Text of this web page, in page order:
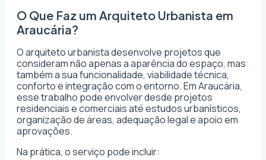
O Que Faz um Arquiteto Urbanista em
Araucária?
O arquiteto urbanista desenvolve projetos que
consideram não apenas a aparência do espaço, mas
também a sua funcionalidade, viabilidade técnica,
conforto e integração com o entorno. Em Araucária,
esse trabalho pode envolver desde projetos
residenciais e comerciais até estudos urbanísticos,
organização de áreas, adequação legal e apoio em
aprovações.
Na prática, o serviço pode incluir: